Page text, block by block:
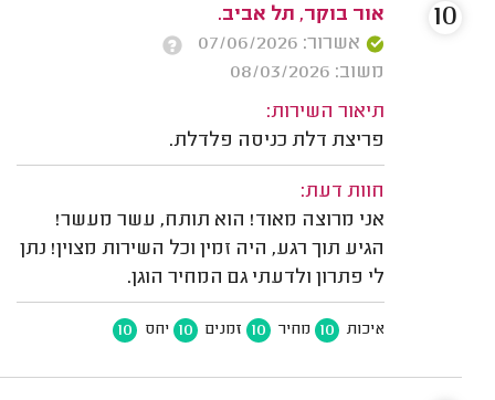
אור בוקר, תל אביב.
אשרור: 07/06/2026
משוב: 08/03/2026
תיאור השירות:
פריצת דלת כניסה פלדלת.
חוות דעת:
אני מרוצה מאוד! הוא תותח, עשר מעשר!
הגיע תוך רגע, היה זמין וכל השירות מצוין! נתן
לי פתרון ולדעתי גם המחיר הוגן.
איכות 10 מחיר 10 זמנים 10 יחס 10
10